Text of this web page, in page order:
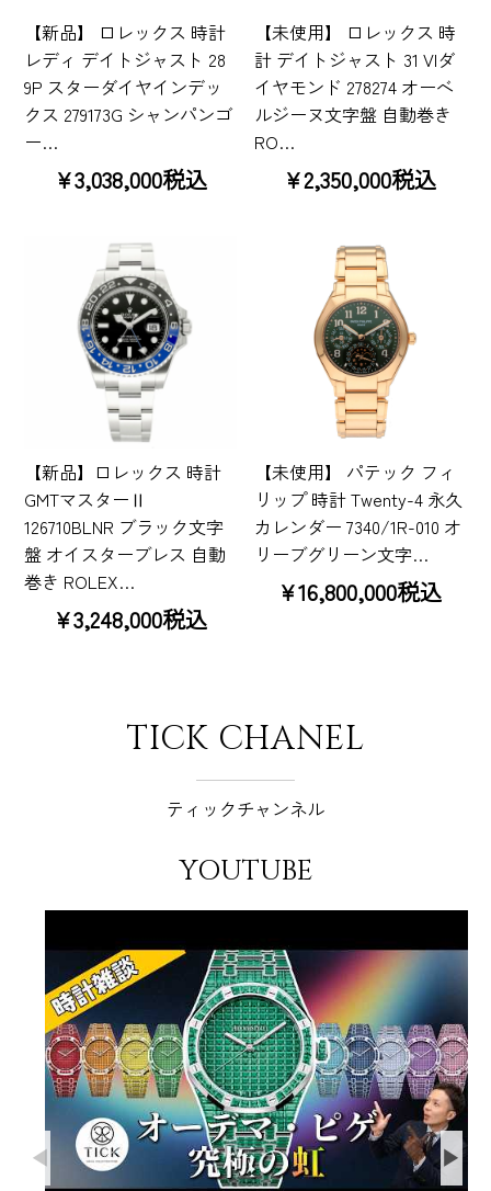
【新品】 ロレックス 時計
レディ デイトジャスト 28
9P スターダイヤインデッ
クス 279173G シャンパンゴ
ー…
¥3,038,000税込
【未使用】 ロレックス 時
計 デイトジャスト 31 VIダ
イヤモンド 278274 オーベ
ルジーヌ文字盤 自動巻き
RO…
¥2,350,000税込
【新品】ロレックス 時計
GMTマスターⅡ
126710BLNR ブラック文字
盤 オイスターブレス 自動
巻き ROLEX…
¥3,248,000税込
【未使用】 パテック フィ
リップ 時計 Twenty-4 永久
カレンダー 7340/1R-010 オ
リーブグリーン文字…
¥16,800,000税込
TICK CHANEL
ティックチャンネル
YOUTUBE